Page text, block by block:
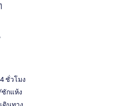
ชั่วโมง
กแห้ง